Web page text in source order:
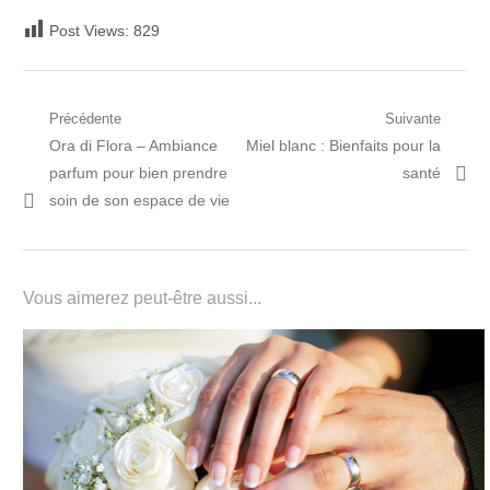
Post Views: 829
Navigation
l’article
Précédente
Post
précédent:
Ora di Flora – Ambiance
parfum pour bien prendre
soin de son espace de vie
Suivante
Prochain
Miel blanc : Bienfaits pour la
santé
Vous aimerez peut-être aussi...